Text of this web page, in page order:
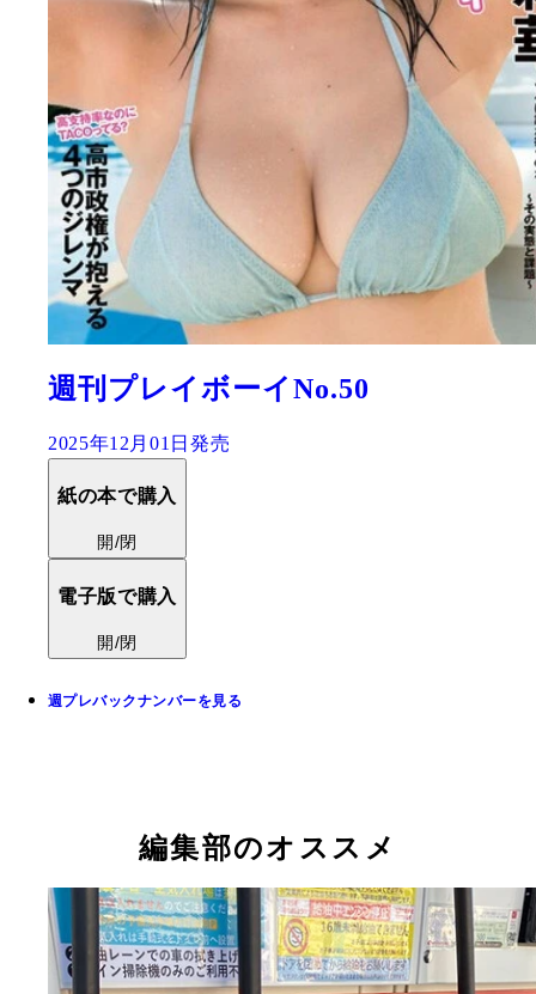
週刊プレイボーイNo.50
2025年12月01日発売
紙の本で購入
開/閉
電子版で購入
開/閉
週プレバックナンバーを見る
編集部のオススメ